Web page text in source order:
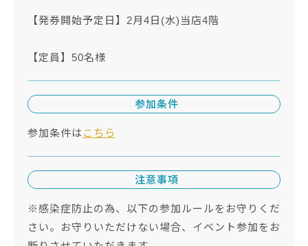
【発券開始予定日】2月4日(水)当店4階
【定員】50名様
参加条件
参加条件は こちら
注意事項
※感染症防止の為、以下の参加ルールをお守りくだ
さい。お守りいただけない場合、イベント参加をお